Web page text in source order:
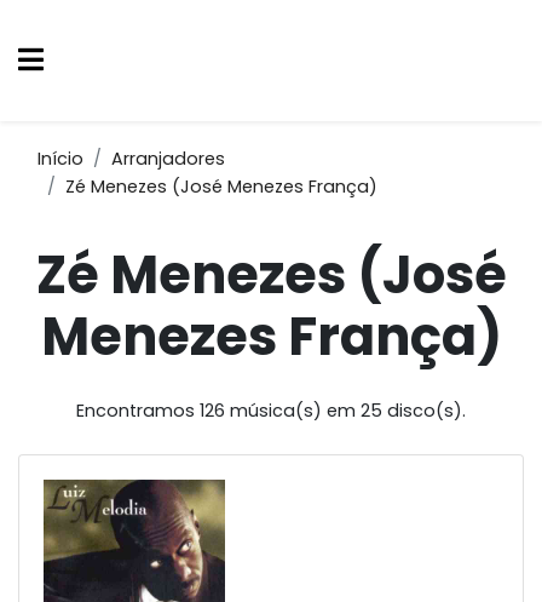
Início
Arranjadores
Zé Menezes (José Menezes França)
Zé Menezes (José
Menezes França)
Encontramos 126 música(s) em 25 disco(s).